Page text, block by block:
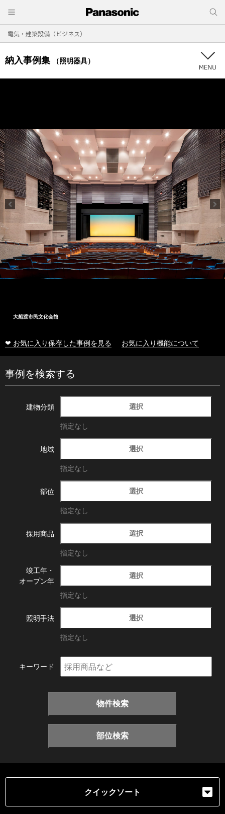
電気・建築設備（ビジネス）
納入事例集 （照明器具）
大船渡市民文化会館
❤ お気に入り保存した事例を見る お気に入り機能について
事例を検索する
建物分類 選択
指定なし
地域 選択
指定なし
部位 選択
指定なし
採用商品 選択
指定なし
竣工年・
オープン年
選択
指定なし
照明手法 選択
指定なし
キーワード
物件検索
部位検索
クイックソート